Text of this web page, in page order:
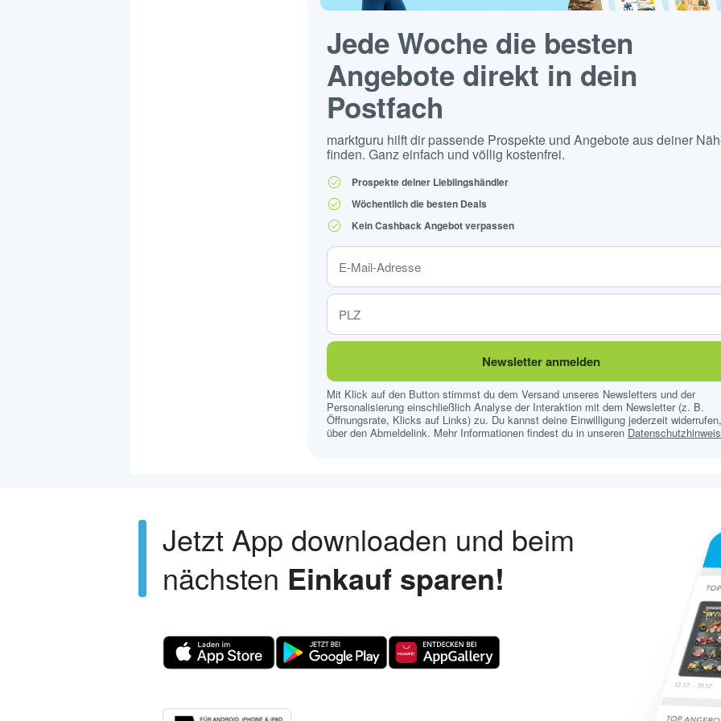
Jede Woche die besten
Angebote direkt in dein
Postfach
marktguru hilft dir passende Prospekte und Angebote aus deiner
finden. Ganz einfach und völlig kostenfrei.
Prospekte deiner Lieblingshändler
Wöchentlich die besten Deals
Kein Cashback Angebot verpassen
Newsletter anmelden
Mit Klick auf den Button stimmst du dem Versand unseres Newsletters und der
Personalisierung einschließlich Analyse der Interaktion mit dem Newsletter (z. B.
Öffnungsrate, Klicks auf Links) zu. Du kannst deine Einwilligung jederzeit
über den Abmeldelink. Mehr Informationen findest du in unseren
Jetzt App downloaden und beim
nächsten Einkauf sparen!